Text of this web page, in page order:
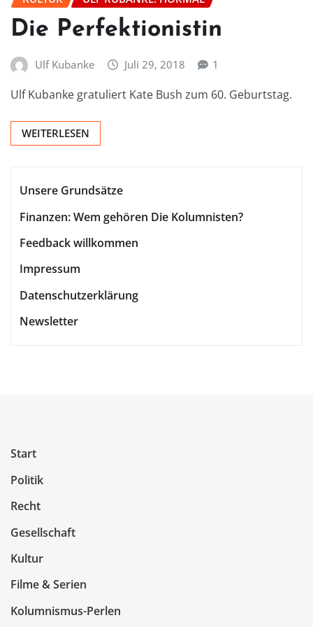
Die Perfektionistin
Ulf Kubanke Juli 29, 2018 1
Ulf Kubanke gratuliert Kate Bush zum 60. Geburtstag.
WEITERLESEN
Unsere Grundsätze
Finanzen: Wem gehören Die Kolumnisten?
Feedback willkommen
Impressum
Datenschutzerklärung
Newsletter
Start
Politik
Recht
Gesellschaft
Kultur
Filme & Serien
Kolumnismus-Perlen